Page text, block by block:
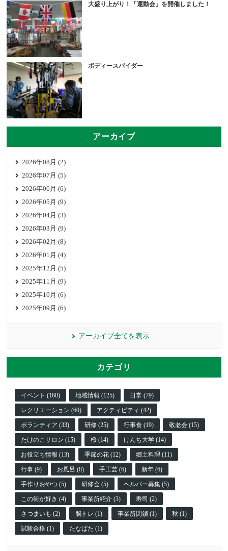
大盛り上がり！「運動会」を開催しました！
ボディースパイダー
アーカイブ
2026年08月 (2)
2026年07月 (5)
2026年06月 (6)
2026年05月 (9)
2026年04月 (3)
2026年03月 (9)
2026年02月 (8)
2026年01月 (4)
2025年12月 (5)
2025年11月 (9)
2025年10月 (6)
2025年09月 (6)
アーカイブ全てを表示
カテゴリ
イベント (160) 地域情報 (125) 日常 (79)
レクリエーション (60) アクティビティ (42)
ボランティア (33) 研修 (25) 行事食 (19) 敬老会 (15)
たけのこサロン (15) 桜 (14) けんち大学 (14)
お役立ち情報 (13) 季節の花 (12) 郷土料理 (11)
行事 (9) お風呂 (8) 手工芸 (6) 新年 (6)
手作りおやつ (5) 研修会 (5) ヘルパー募集 (5)
この街が好き (4) 事業所紹介 (3) 寿司 (2)
さつまいも (2) 脳トレ (1) 事業所閉鎖 (1) 秋 (1)
試験合格 (1) たなばた (1)